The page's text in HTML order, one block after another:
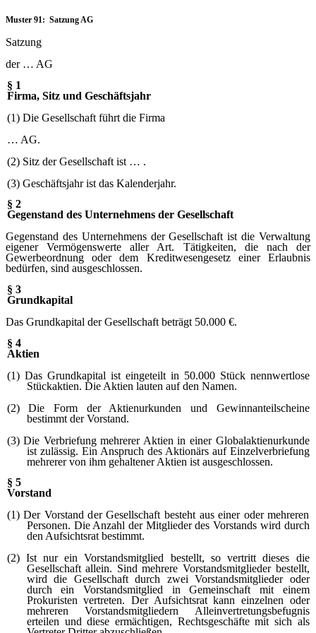
Muster 91: Satzung AG
Satzung
der … AG
§ 1
Firma, Sitz und Geschäftsjahr
(1) Die Gesellschaft führt die Firma
… AG.
(2) Sitz der Gesellschaft ist … .
(3) Geschäftsjahr ist das Kalenderjahr.
§ 2
Gegenstand des Unternehmens der Gesellschaft
Gegenstand des Unternehmens der Gesellschaft ist die Verwaltung
eigener Vermögenswerte aller Art. Tätigkeiten, die nach der
Gewerbeordnung oder dem Kreditwesengesetz einer Erlaubnis
bedürfen, sind ausgeschlossen.
§ 3
Grundkapital
Das Grundkapital der Gesellschaft beträgt 50.000 €.
§ 4
Aktien
(1) Das Grundkapital ist eingeteilt in 50.000 Stück nennwertlose
Stückaktien. Die Aktien lauten auf den Namen.
(2) Die Form der Aktienurkunden und Gewinnanteilscheine
bestimmt der Vorstand.
(3) Die Verbriefung mehrerer Aktien in einer Globalaktienurkunde
ist zulässig. Ein Anspruch des Aktionärs auf Einzelverbriefung
mehrerer von ihm gehaltener Aktien ist ausgeschlossen.
§ 5
Vorstand
(1) Der Vorstand der Gesellschaft besteht aus einer oder mehreren
Personen. Die Anzahl der Mitglieder des Vorstands wird durch
den Aufsichtsrat bestimmt.
(2) Ist nur ein Vorstandsmitglied bestellt, so vertritt dieses die
Gesellschaft allein. Sind mehrere Vorstandsmitglieder bestellt,
wird die Gesellschaft durch zwei Vorstandsmitglieder oder
durch ein Vorstandsmitglied in Gemeinschaft mit einem
Prokuristen vertreten. Der Aufsichtsrat kann einzelnen oder
mehreren Vorstandsmitgliedern Alleinvertretungsbefugnis
erteilen und diese ermächtigen, Rechtsgeschäfte mit sich als